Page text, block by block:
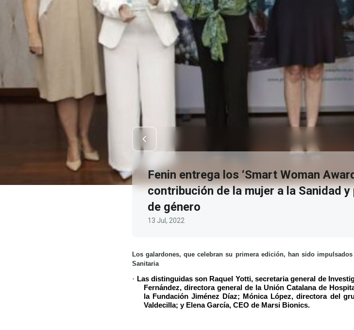
Fenin entrega los ‘Smart Woman
contribución de la mujer a la Sanidad
de género
13 Jul, 2022
Los galardones, que celebran su primera edición, han sido
Sanitaria
· Las distinguidas son Raquel Yotti, secretaria general de
Fernández, directora general de la Unión Catalana de
la Fundación Jiménez Díaz; Mónica López, directora del
Valdecilla; y Elena García, CEO de Marsi Bionics.